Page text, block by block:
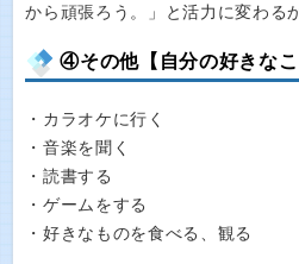
から頑張ろう。」と活力に変わる
④その他【自分の好きなこ
・カラオケに行く
・音楽を聞く
・読書する
・ゲームをする
・好きなものを食べる、観